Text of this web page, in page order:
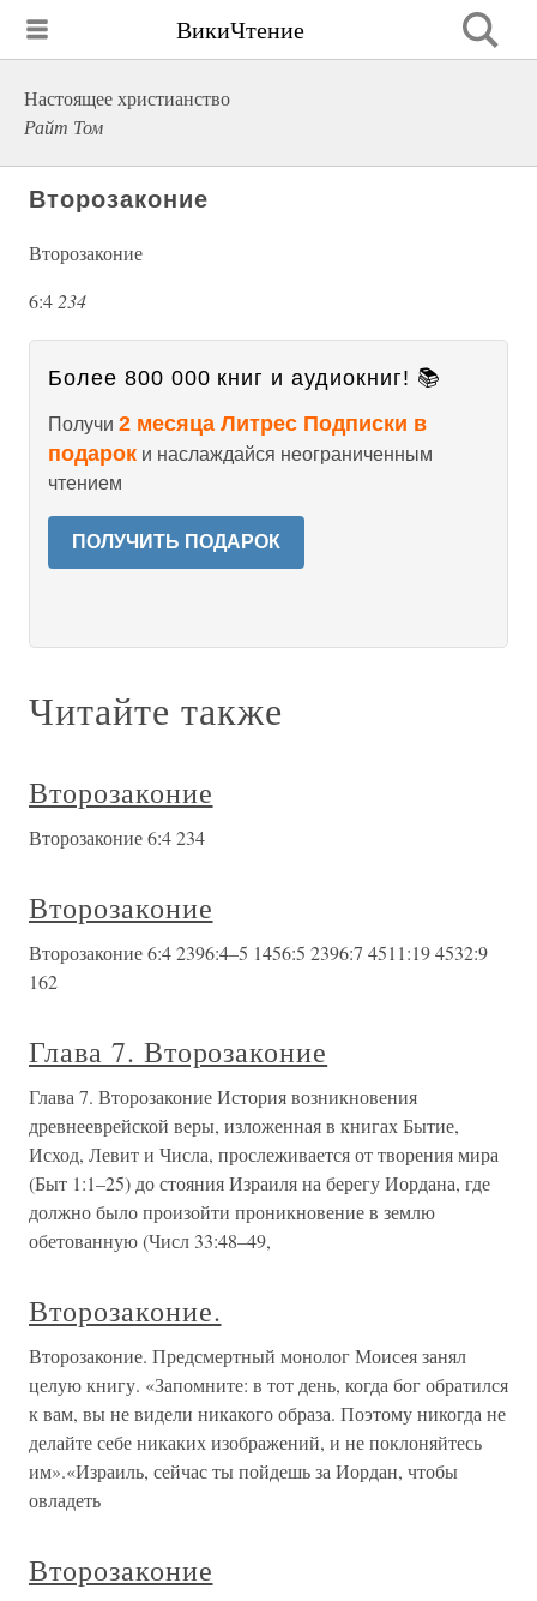
ВикиЧтение
Настоящее христианство
Райт Том
Второзаконие
Второзаконие
6:4 234
Более 800 000 книг и аудиокниг! 📚
Получи 2 месяца Литрес Подписки в
подарок и наслаждайся неограниченным
чтением
ПОЛУЧИТЬ ПОДАРОК
Читайте также
Второзаконие
Второзаконие 6:4 234
Второзаконие
Второзаконие 6:4 2396:4–5 1456:5 2396:7 4511:19 4532:9
162
Глава 7. Второзаконие
Глава 7. Второзаконие История возникновения
древнееврейской веры, изложенная в книгах Бытие,
Исход, Левит и Числа, прослеживается от творения мира
(Быт 1:1–25) до стояния Израиля на берегу Иордана, где
должно было произойти проникновение в землю
обетованную (Числ 33:48–49,
Второзаконие.
Второзаконие. Предсмертный монолог Моисея занял
целую книгу. «Запомните: в тот день, когда бог обратился
к вам, вы не видели никакого образа. Поэтому никогда не
делайте себе никаких изображений, и не поклоняйтесь
им».«Израиль, сейчас ты пойдешь за Иордан, чтобы
овладеть
Второзаконие